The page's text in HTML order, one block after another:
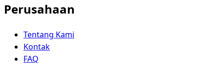
Perusahaan
Tentang Kami
Kontak
FAQ